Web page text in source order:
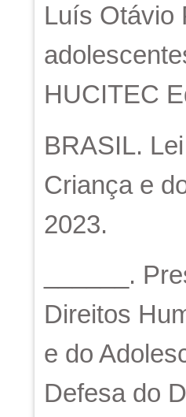
Luís Otávio
HUCITEC
BRASIL.
Criança e
2023.
______.
Direitos
e do
Defesa do